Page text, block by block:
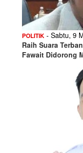
POLITIK - Sabtu, 9
Raih Suara
Fawait Didorong